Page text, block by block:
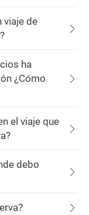
viaje de
ha
¿Cómo
el viaje que
debo